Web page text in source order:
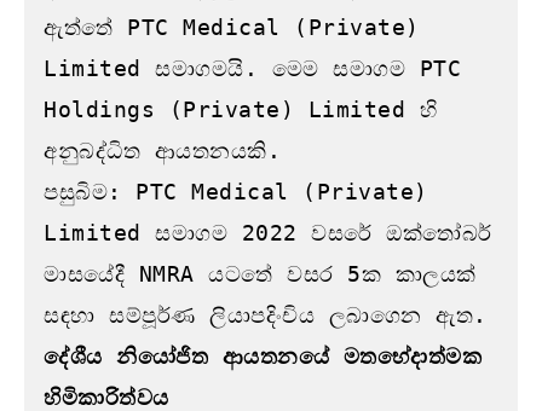
ඇත්තේ PTC Medical (Private)
Limited සමාගමයි. මෙම සමාගම PTC
Holdings (Private) Limited හි
අනුබද්ධිත ආයතනයකි.
පසුබිම: PTC Medical (Private)
Limited සමාගම 2022 වසරේ ඔක්තෝබර්
මාසයේදී NMRA යටතේ වසර 5ක කාලයක්
දේශීය නියෝජිත ආයතනයේ මතභේදාත්මක
හිමිකාරිත්වය